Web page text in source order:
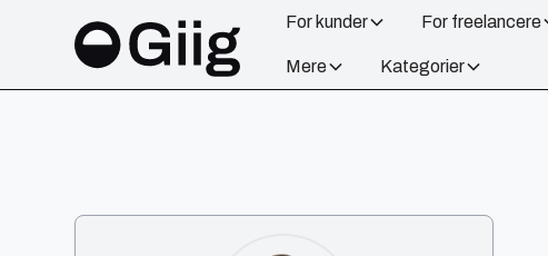
For kunder
For freelancere
Mere
Kategorier